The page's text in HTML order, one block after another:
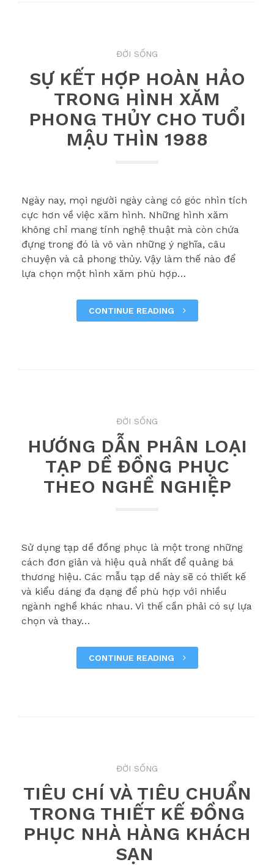
ĐỜI SỐNG
SỰ KẾT HỢP HOÀN HẢO
TRONG HÌNH XĂM
PHONG THỦY CHO TUỔI
MẬU THÌN 1988
Ngày nay, mọi người ngày càng có góc nhìn tích
cực hơn về việc xăm hình. Những hình xăm
không chỉ mang tính nghệ thuật mà còn chứa
đựng trong đó là vô vàn những ý nghĩa, câu
chuyện và cả phong thủy. Vậy làm thế nào để
lựa chọn một hình xăm phù hợp…
CONTINUE READING
ĐỜI SỐNG
HƯỚNG DẪN PHÂN LOẠI
TẠP DỀ ĐỒNG PHỤC
THEO NGHỀ NGHIỆP
Sử dụng tạp dề đồng phục là một trong những
cách đơn giản và hiệu quả nhất để quảng bá
thương hiệu. Các mẫu tạp dề này sẽ có thiết kế
và kiểu dáng đa dạng để phù hợp với nhiều
ngành nghề khác nhau. Vì thế cần phải có sự lựa
chọn và thay…
CONTINUE READING
ĐỜI SỐNG
TIÊU CHÍ VÀ TIÊU CHUẨN
TRONG THIẾT KẾ ĐỒNG
PHỤC NHÀ HÀNG KHÁCH
SẠN